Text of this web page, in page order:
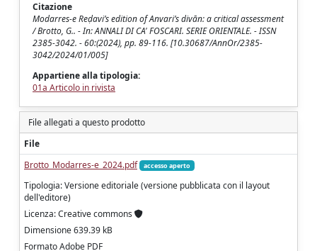
Citazione
Modarres-e Reḍavi’s edition of Anvari’s divān: a critical assessment
/ Brotto, G.. - In: ANNALI DI CA' FOSCARI. SERIE ORIENTALE. - ISSN
2385-3042. - 60:(2024), pp. 89-116. [10.30687/AnnOr/2385-
3042/2024/01/005]
Appartiene alla tipologia:
01a Articolo in rivista
File allegati a questo prodotto
File
Brotto_Modarres-e_2024.pdf
accesso aperto
Tipologia: Versione editoriale (versione pubblicata con il layout
dell'editore)
Licenza: Creative commons
Dimensione 639.39 kB
Formato Adobe PDF